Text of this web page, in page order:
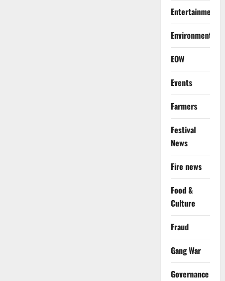
Entertainment
Environment
EOW
Events
Farmers
Festival
News
Fire news
Food &
Culture
Fraud
Gang War
Governance